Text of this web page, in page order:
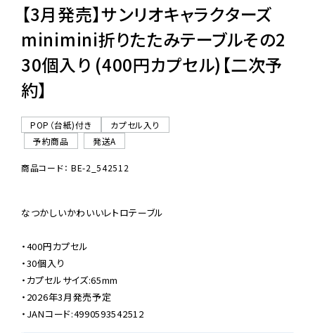
06-6282-7659
【3月発売】サンリオキャラクターズ
minimini折りたたみテーブルその2
30個入り (400円カプセル)【二次予
約】
POP（台紙)付き
カプセル入り
予約商品
発送A
商品コード： BE-2_542512
なつかしいかわいいレトロテーブル
・400円カプセル
・30個入り
・カプセルサイズ:65mm
・2026年3月発売予定
・JANコード:4990593542512